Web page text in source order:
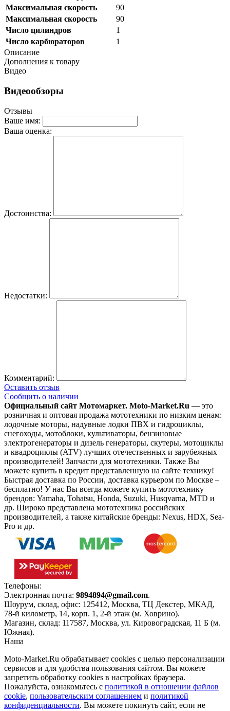
Максимальная скорость
90
Максимальная скорость
90
Число цилиндров
1
Число карбюраторов
1
Описание
Дополнения к товару
Видео
Видеообзоры
Отзывы
Ваше имя:
Ваша оценка:
Достоинства:
Недостатки:
Комментарий:
Оставить отзыв
Сообщить о наличии
Официальный сайт Мотомаркет. Moto-Market.Ru — это
розничная и оптовая продажа мототехники по низким ценам:
лодочные моторы, надувные лодки ПВХ и гидроциклы,
снегоходы, мотоблоки, культиваторы, бензиновые
электрогенераторы и дизель генераторы, скутеры, мотоциклы
и квадроциклы (ATV) лучших отечественных и зарубежных
производителей! Запчасти для мототехники. Также Вы
можете купить в кредит представленную на сайте технику!
Быстрая доставка по России, доставка курьером по Москве –
бесплатно! У нас Вы всегда можете купить мототехнику
брендов: Yamaha, Tohatsu, Honda, Suzuki, Husqvarna, MTD и
др. Широко представлена мототехника российских
производителей, а также китайские бренды: Nexus, HDX, Sea-
Pro и др.
Телефоны:
Электронная почта: 9894894@gmail.com.
Шоурум, склад, офис: 125412, Москва, ТЦ Декстер, МКАД,
78-й километр, 14, корп. 1, 2-й этаж (м. Ховрино).
Магазин, склад: 117587, Москва, ул. Кировоградская, 11 Б (м.
Южная).
Наша
Moto-Market.Ru обрабатывает сookies с целью персонализации
сервисов и для удобства пользования сайтом. Вы можете
запретить обработку сookies в настройках браузера.
Пожалуйста, ознакомьтесь с политикой в отношении файлов
cookie, пользовательским соглашением и политикой
конфиденциальности. Вы можете покинуть сайт, если не